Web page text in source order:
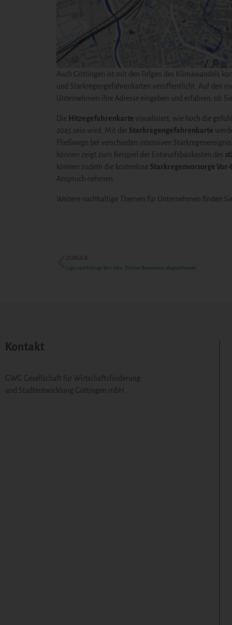
Auch Göttingen ist mit den Folgen des Klimawandels
und Starkregengefahrenkarten veröffentlicht. Auf den
Unternehmen ihre Adresse eingeben und erfahren, ob
Die Hitzegefahrenkarte visualisiert, wie hoch die
2045 sein wird. Mit der Starkregengefahrenkarte
Fließwege bei verschieden intensiven
können zeigt zum Beispiel der Entwurfsbaukasten des
können zudem die kostenlose Starkregenvorsorge
Anspruch nehmen.
Weitere nachhaltige Themen für Unternehmen finden
ZURÜCK
Liga nachhaltige Betriebe: Drittes Basiscamp abgeschlossen
Kontakt
GWG Gesellschaft für Wirtschaftsförderung
und Stadtentwicklung Göttingen mbH